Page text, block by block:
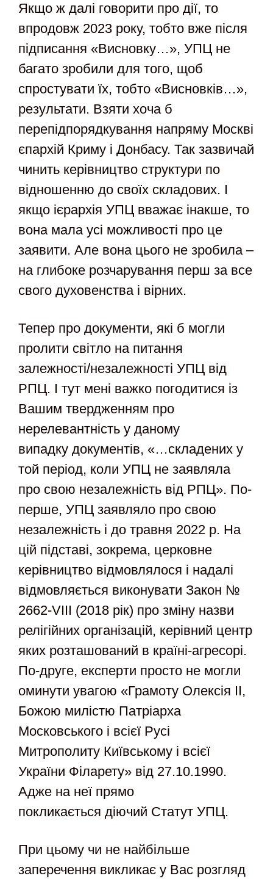
Якщо ж далі говорити про дії, то
впродовж 2023 року, тобто вже після
підписання «Висновку…», УПЦ не
багато зробили для того, щоб
спростувати їх, тобто «Висновків…»,
результати. Взяти хоча б
перепідпорядкування напряму Москві
єпархій Криму і Донбасу. Так зазвичай
чинить керівництво структури по
відношенню до своїх складових. І
якщо ієрархія УПЦ вважає інакше, то
вона мала усі можливості про це
заявити. Але вона цього не зробила –
на глибоке розчарування перш за все
свого духовенства і вірних.
Тепер про документи, які б могли
пролити світло на питання
залежності/незалежності УПЦ від
РПЦ. І тут мені важко погодитися із
Вашим твердженням про
нерелевантність у даному
випадку документів, «…складених у
той період, коли УПЦ не заявляла
про свою незалежність від РПЦ». По-
перше, УПЦ заявляло про свою
незалежність і до травня 2022 р. На
цій підставі, зокрема, церковне
керівництво відмовлялося і надалі
відмовляється виконувати Закон №
2662-VIII (2018 рік) про зміну назви
релігійних організацій, керівний центр
яких розташований в країні-агресорі.
По-друге, експерти просто не могли
оминути увагою «Грамоту Олексія ІІ,
Божою милістю Патріарха
Московського і всієї Русі
Митрополиту Київському і всієї
України Філарету» від 27.10.1990.
Адже на неї прямо
покликається діючий Статут УПЦ.
При цьому чи не найбільше
заперечення викликає у Вас розгляд